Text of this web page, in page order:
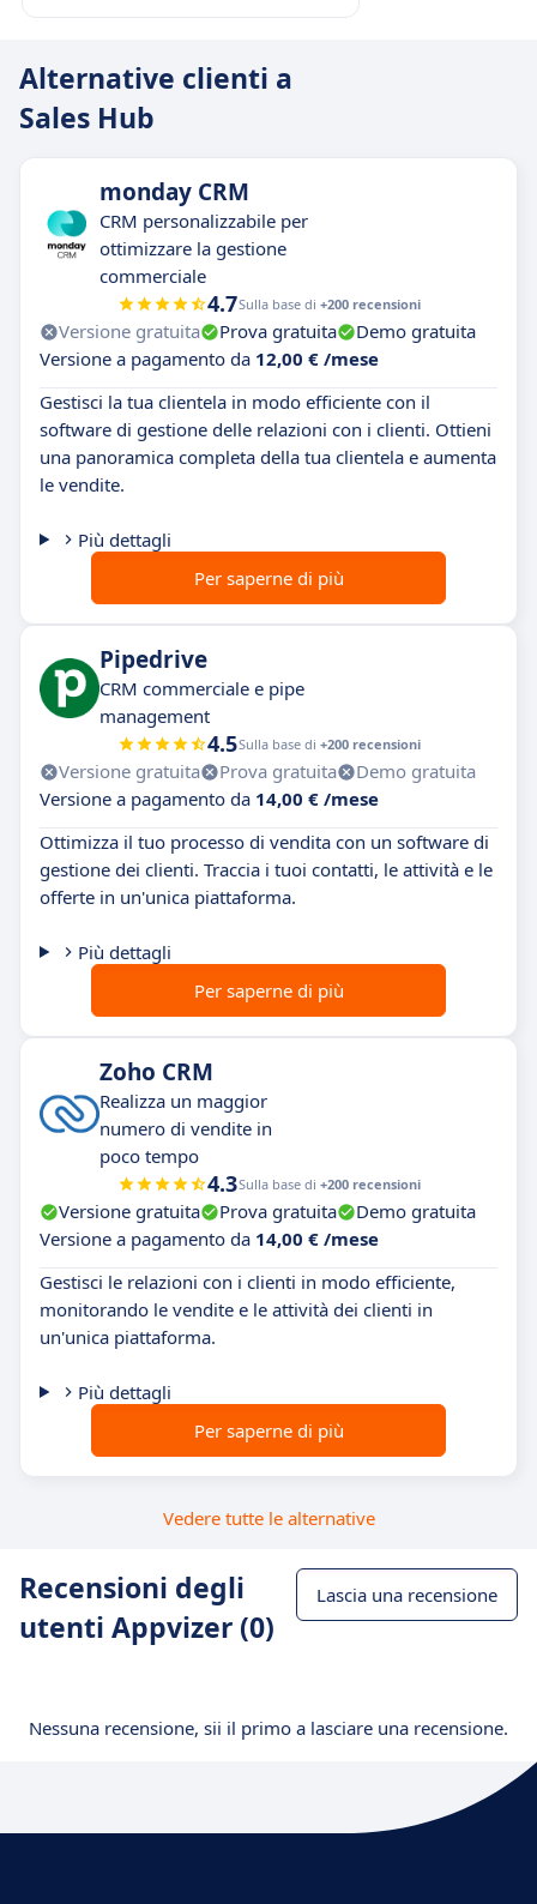
Alternative clienti a
Sales Hub
monday CRM
CRM personalizzabile per
ottimizzare la gestione
commerciale
4.7Sulla base di +200 recensioni
Versione gratuita Prova gratuita
Demo gratuita
Versione a pagamento da 12,00 € /mese
Gestisci la tua clientela in modo efficiente con il
software di gestione delle relazioni con i clienti. Ottieni
una panoramica completa della tua clientela e aumenta
le vendite.
Più dettagli
Per saperne di più
Pipedrive
CRM commerciale e pipe
management
4.5Sulla base di +200 recensioni
Versione gratuita Prova gratuita
Demo gratuita
Versione a pagamento da 14,00 € /mese
Ottimizza il tuo processo di vendita con un software di
gestione dei clienti. Traccia i tuoi contatti, le attività e le
offerte in un'unica piattaforma.
Più dettagli
Per saperne di più
Zoho CRM
Realizza un maggior
numero di vendite in
poco tempo
4.3Sulla base di +200 recensioni
Versione gratuita Prova gratuita
Demo gratuita
Versione a pagamento da 14,00 € /mese
Gestisci le relazioni con i clienti in modo efficiente,
monitorando le vendite e le attività dei clienti in
un'unica piattaforma.
Più dettagli
Per saperne di più
Vedere tutte le alternative
Recensioni degli
utenti Appvizer (0)
Lascia una recensione
Nessuna recensione, sii il primo a lasciare una recensione.